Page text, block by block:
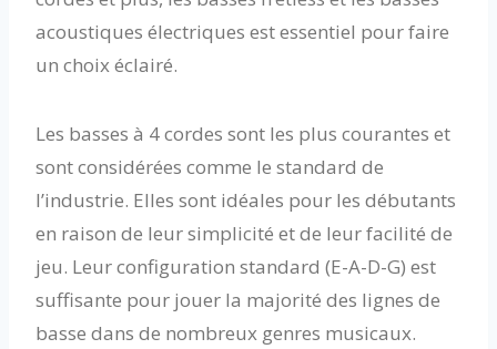
acoustiques électriques est essentiel pour faire
un choix éclairé.
Les basses à 4 cordes sont les plus courantes et
sont considérées comme le standard de
l’industrie. Elles sont idéales pour les débutants
en raison de leur simplicité et de leur facilité de
jeu. Leur configuration standard (E-A-D-G) est
suffisante pour jouer la majorité des lignes de
basse dans de nombreux genres musicaux.